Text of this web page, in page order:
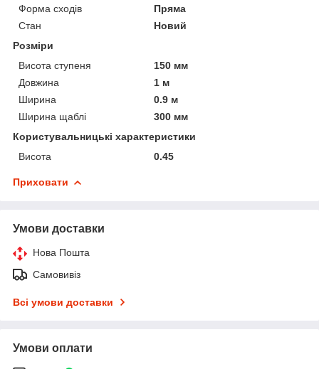
Форма сходів
Пряма
Стан
Новий
Розміри
Висота ступеня
150 мм
Довжина
1 м
Ширина
0.9 м
Ширина щаблі
300 мм
Користувальницькі характеристики
Висота
0.45
Приховати
Умови доставки
Нова Пошта
Самовивіз
Всі умови доставки
Умови оплати